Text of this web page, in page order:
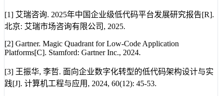
[1] 艾瑞咨询. 2025年中国企业级低代码平台发展研究报告[R].
北京: 艾瑞市场咨询有限公司, 2025.
[2] Gartner. Magic Quadrant for Low-Code Application
Platforms[C]. Stamford: Gartner Inc., 2024.
[3] 王振华, 李哲. 面向企业数字化转型的低代码架构设计与实
践[J]. 计算机工程与应用, 2024, 60(12): 45-53.